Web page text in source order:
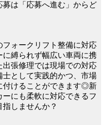
は「応募へ進む」からど
フォークリフト整備に対応
に縛られず幅広い車両に携
張修理では現場での対応
として実践的かつ、市場
付けることができます◎新
にも柔軟に対応できるフ
しませんか？